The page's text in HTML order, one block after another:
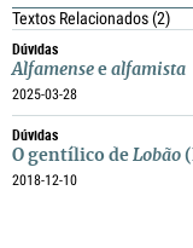
Textos Relacionados(2)
Dúvidas
Alfamense e alfamista
2025-03-28
Dúvidas
O gentílico de Lobão
2018-12-10